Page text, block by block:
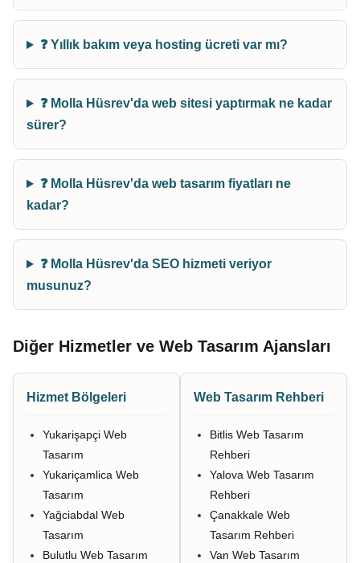
❓ Yıllık bakım veya hosting ücreti var mı?
❓ Molla Hüsrev'da web sitesi yaptırmak ne kadar
sürer?
❓ Molla Hüsrev'da web tasarım fiyatları ne
kadar?
❓ Molla Hüsrev'da SEO hizmeti veriyor
musunuz?
Diğer Hizmetler ve Web Tasarım Ajansları
Hizmet Bölgeleri
Yukarişapçi Web
Tasarım
Yukariçamlica Web
Tasarım
Yağciabdal Web
Tasarım
Bulutlu Web Tasarım
Web Tasarım Rehberi
Bitlis Web Tasarım
Rehberi
Yalova Web Tasarım
Rehberi
Çanakkale Web
Tasarım Rehberi
Van Web Tasarım